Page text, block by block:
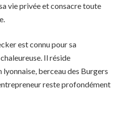
vie privée et consacre toute
est connu pour sa
Il réside
berceau des Burgers
reste profondément